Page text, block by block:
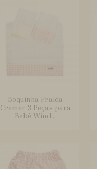
Boquinha Fralda
Cremer 3 Peças para
Bebê Wind...